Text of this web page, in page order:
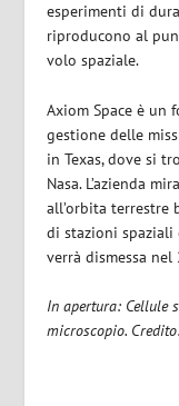
esperimenti di
riproducono al
volo spaziale.
Axiom Space è un
gestione delle
in Texas, dove si
Nasa. L’azienda
all’orbita terrestre
di stazioni
verrà dismessa nel
In apertura: Cellule
microscopio.